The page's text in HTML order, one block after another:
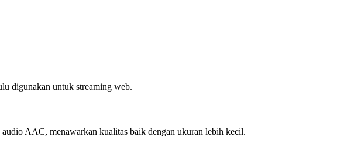
digunakan untuk streaming web.
AAC, menawarkan kualitas baik dengan ukuran lebih kecil.